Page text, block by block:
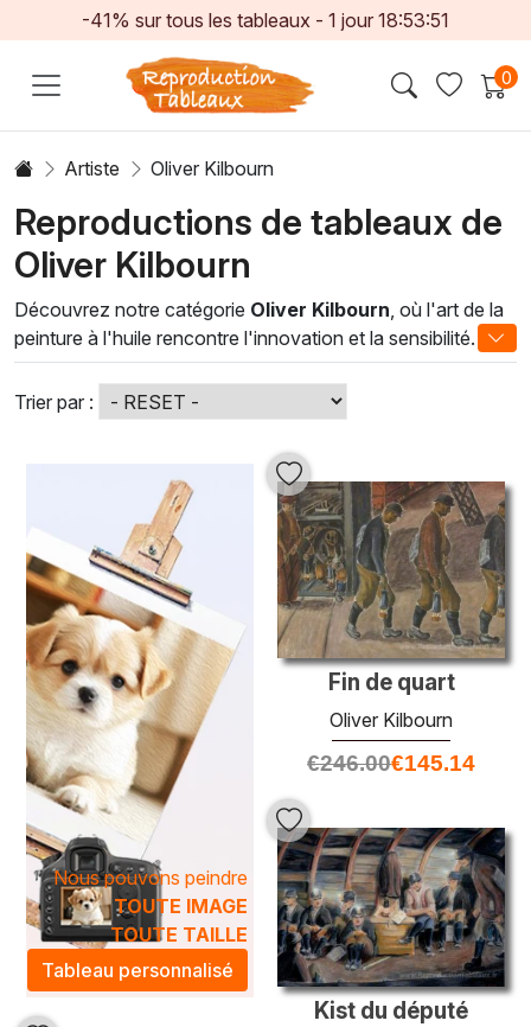
-41% sur tous les tableaux - 1 jour 18:53:51
0
Artiste Oliver Kilbourn
Reproductions de tableaux de
Oliver Kilbourn
Découvrez notre catégorie Oliver Kilbourn , où l'art de la
peinture à l'huile rencontre l'innovation et la sensibilité.
Oliver Kilbourn, artiste reconnu, maîtrise avec brio les
techniques traditionnelles et contemporaines, offrant des
œuvres qui transcendent le temps. Chaque tableau, riche
en textures et en couleurs vibrantes, raconte une histoire
unique, fusionnant inspiration naturelle et émotions
Les créations d'Oliver Kilbourn apportent une atmosphère
chaleureuse et artistique à n'importe quel espace. Que ce
soit pour embellir votre salon, votre bureau ou votre
chambre, ces peintures à l'huile, avec leur profondeur et
leur luminosité, transformeront votre intérieur en un
sanctuaire d'esthétique et de sérénité. Plongez dans
l'univers captivant d'Oliver Kilbourn et laissez vos murs
s'animer grâce à des œuvres qui allient technique maîtrisée
et vision créative.
Trier par :
Nous pouvons peindre
TOUTE IMAGE
TOUTE TAILLE
Tableau personnalisé
Fin de quart
Oliver Kilbourn
€246.00€145.14
Kist du député